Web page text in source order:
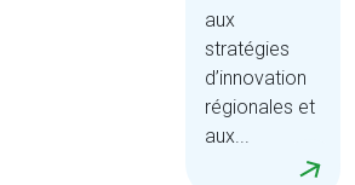
aux
stratégies
d’innovation
régionales et
aux...